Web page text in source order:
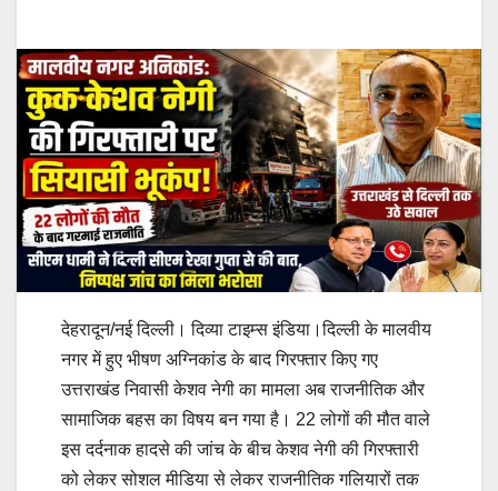
देहरादून/नई दिल्ली। दिव्या टाइम्स इंडिया।दिल्ली के मालवीय
नगर में हुए भीषण अग्निकांड के बाद गिरफ्तार किए गए
उत्तराखंड निवासी केशव नेगी का मामला अब राजनीतिक और
सामाजिक बहस का विषय बन गया है। 22 लोगों की मौत वाले
इस दर्दनाक हादसे की जांच के बीच केशव नेगी की गिरफ्तारी
को लेकर सोशल मीडिया से लेकर राजनीतिक गलियारों तक